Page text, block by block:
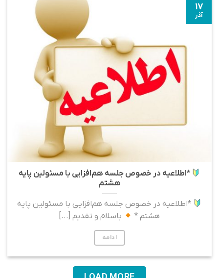
*اطلاعیه در خصوص جلسه هم‌افزایی با مسئولین پایه
هشتم
*اطلاعیه در خصوص جلسه هم‌افزایی با مسئولین پایه
هشتم *
باسلام و تقدیم [...]
ادامه
۱۷
آذر